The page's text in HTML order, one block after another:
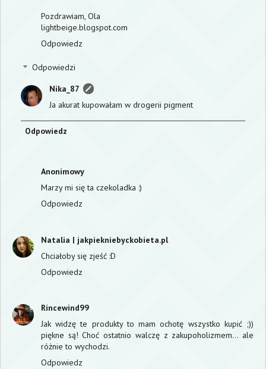
Pozdrawiam, Ola
lightbeige.blogspot.com
Odpowiedz
Odpowiedzi
Nika_87
Ja akurat kupowałam w drogerii pigment
Odpowiedz
Anonimowy
Marzy mi się ta czekoladka :)
Odpowiedz
Natalia | jakpiekniebyckobieta.pl
Chciałoby się zjeść :D
Odpowiedz
Rincewind99
Jak widzę te produkty to mam ochotę wszystko kupić ;))
piękne są! Choć ostatnio walczę z zakupoholizmem... ale
różnie to wychodzi.
Odpowiedz